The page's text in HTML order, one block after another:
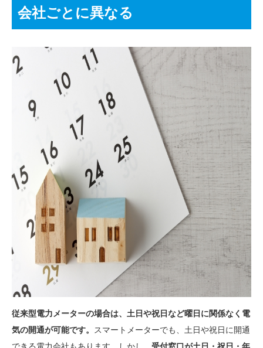
会社ごとに異なる
従来型電力メーターの場合は、土日や祝日など曜日に関係なく電
気の開通が可能です。
スマートメーターでも、土日や祝日に開通